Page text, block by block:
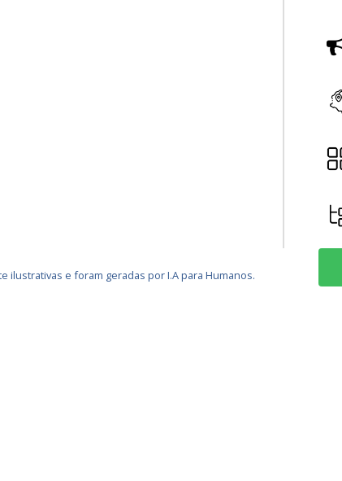
ilustrativas e foram geradas por I.A para Humanos.